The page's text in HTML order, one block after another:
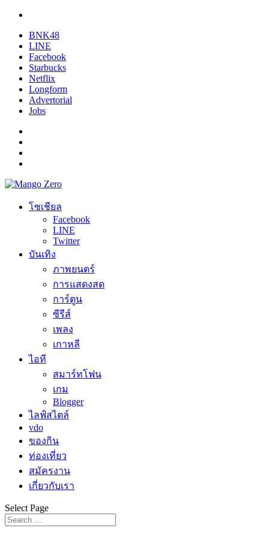
BNK48
LINE
Facebook
Starbucks
Netflix
Longform
Advertorial
Jobs
โซเชียล
Facebook
LINE
Twitter
บันเทิง
ภาพยนตร์
การแสดงสด
การ์ตูน
ซีรีส์
เพลง
เกาหลี
ไอที
สมาร์ทโฟน
เกม
Blogger
ไลฟ์สไตล์
vdo
ของกิน
ท่องเที่ยว
สมัครงาน
เกี่ยวกับเรา
Select Page